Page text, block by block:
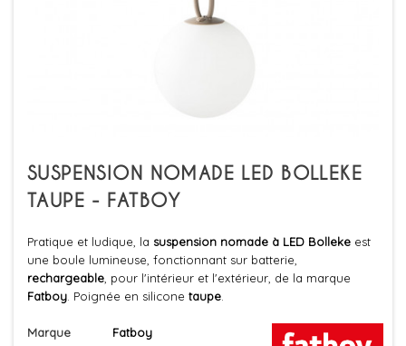
SUSPENSION NOMADE LED BOLLEKE
TAUPE - FATBOY
Pratique et ludique, la suspension nomade à LED Bolleke est
une boule lumineuse, fonctionnant sur batterie,
rechargeable , pour l'intérieur et l'extérieur, de la marque
Fatboy . Poignée en silicone taupe
Marque Fatboy